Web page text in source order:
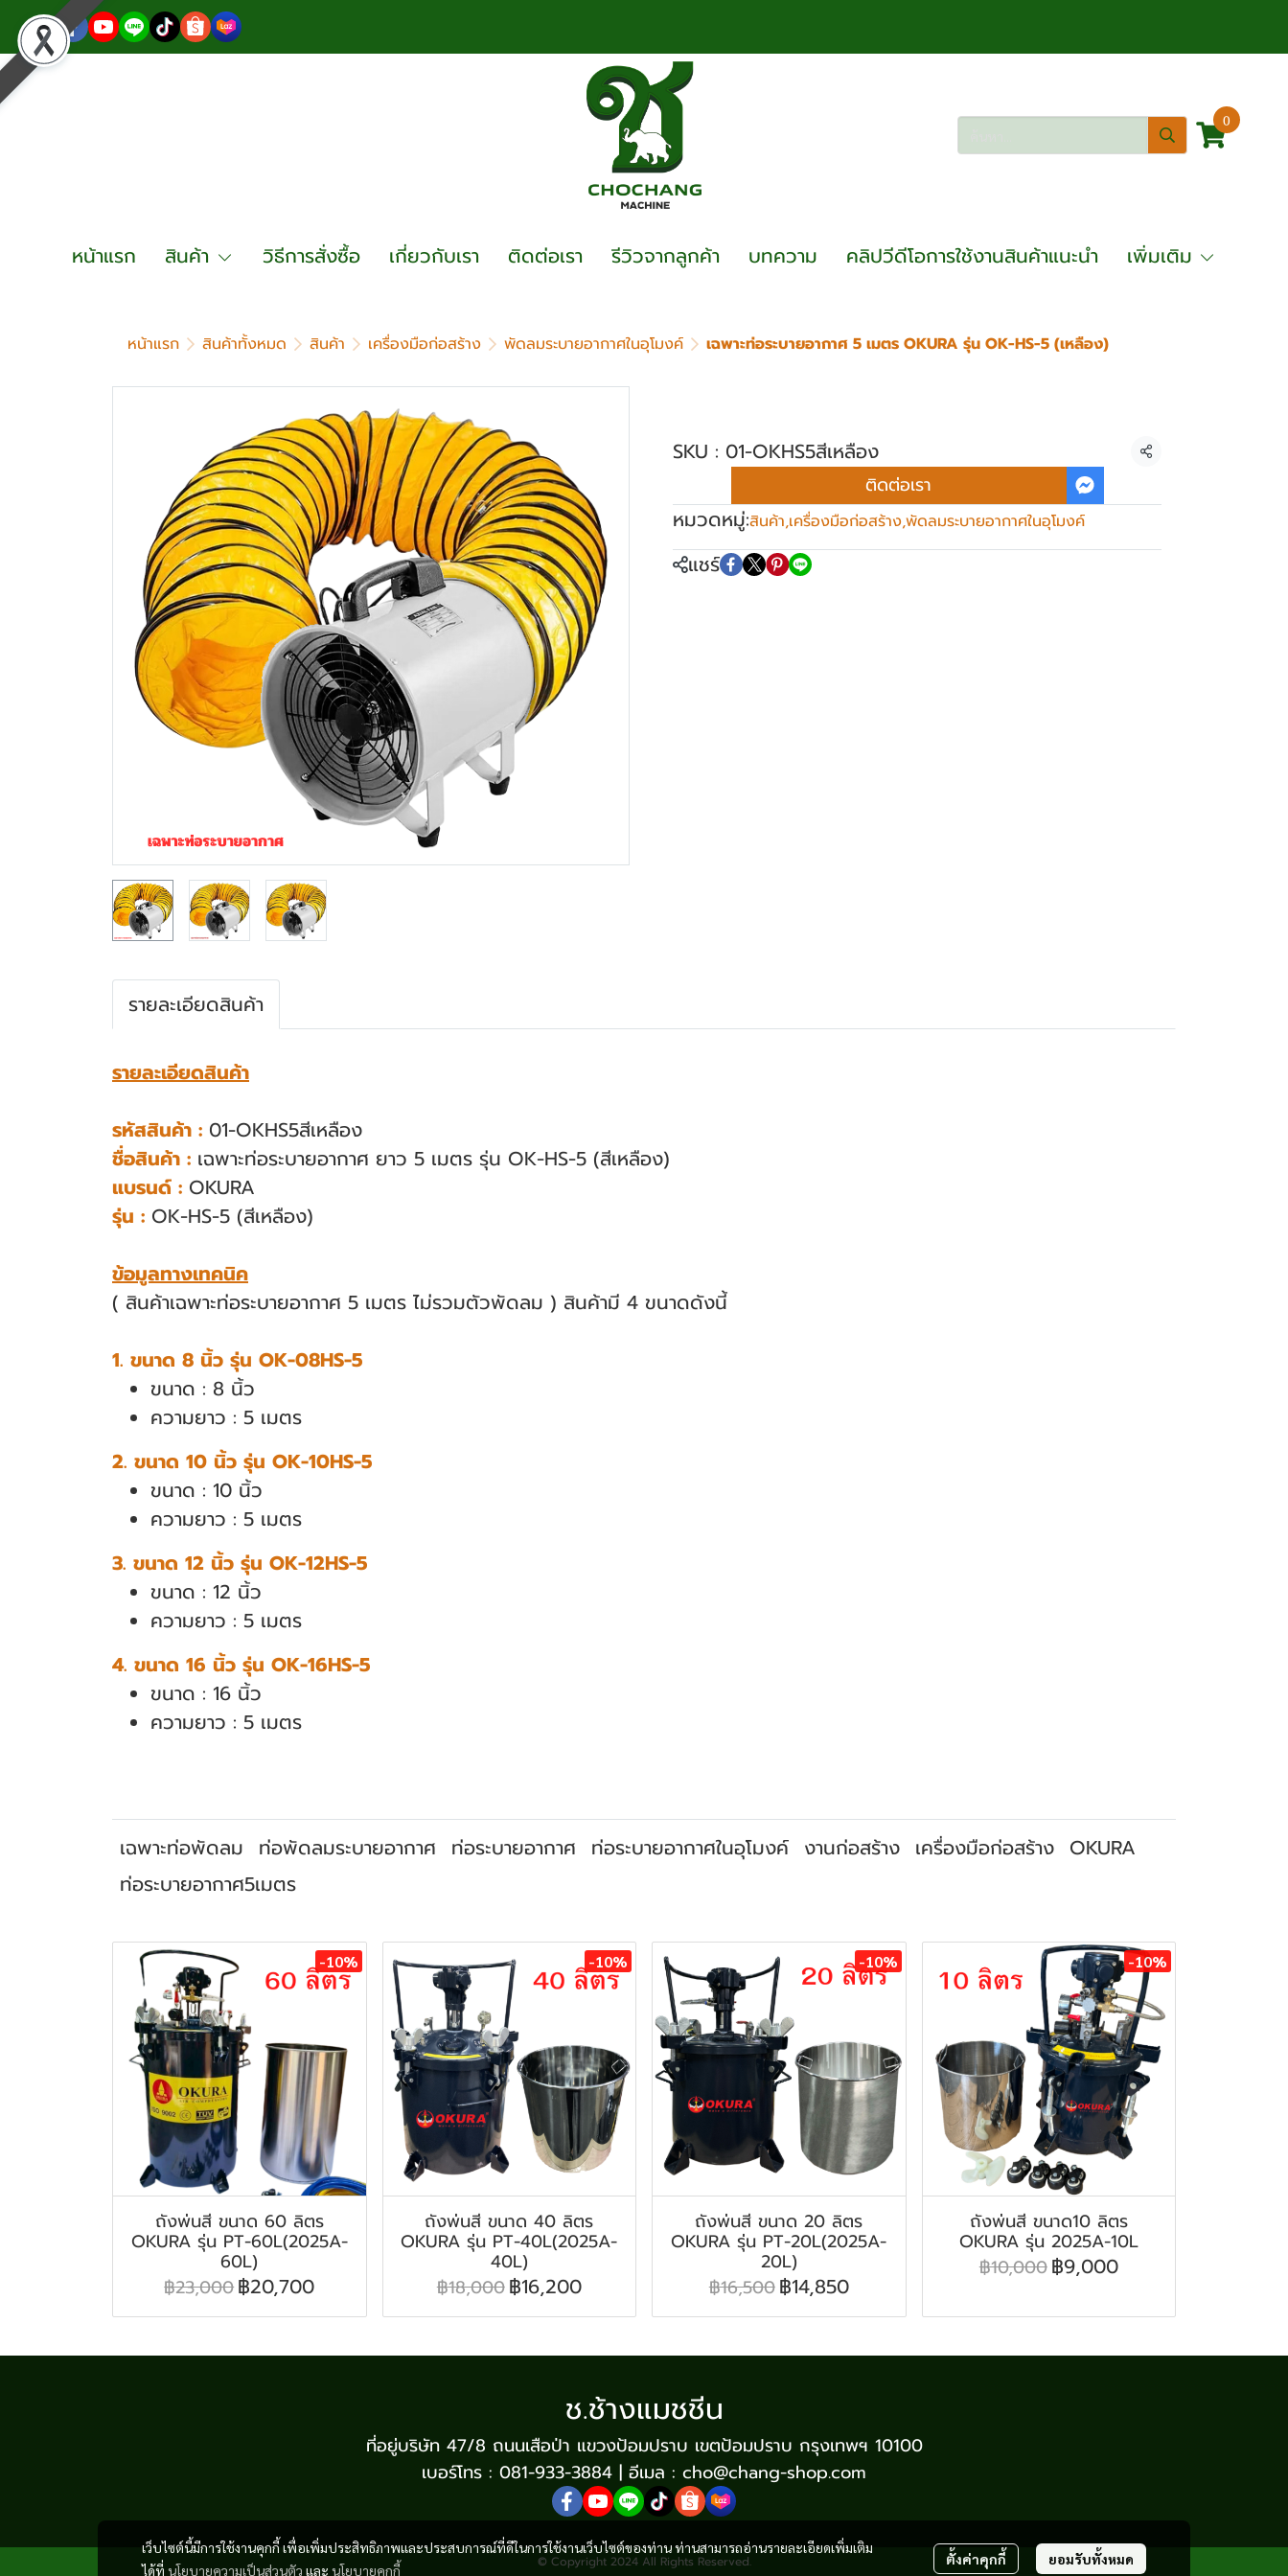
0
หน้าแรก สินค้า วิธีการสั่งซื้อ เกี่ยวกับเรา ติดต่อเรา รีวิวจากลูกค้า บทความ คลิปวีดีโอการใช้งานสินค้าแนะนำ เพิ่มเติม
หน้าแรก สินค้าทั้งหมด สินค้า เครื่องมือก่อสร้าง พัดลมระบายอากาศในอุโมงค์ เฉพาะท่อระบายอากาศ 5 เมตร OKURA รุ่น OK-HS-5 (เหลือง)
SKU : 01-OKHS5สีเหลือง
แชร์
ติดต่อเรา
หมวดหมู่:สินค้า,เครื่องมือก่อสร้าง,พัดลมระบายอากาศในอุโมงค์
แชร์
รายละเอียดสินค้า
รายละเอียดสินค้า
รหัสสินค้า : 01-OKHS5สีเหลือง
ชื่อสินค้า : เฉพาะท่อระบายอากาศ ยาว 5 เมตร รุ่น OK-HS-5 (สีเหลือง)
แบรนด์ : OKURA
รุ่น : OK-HS-5 (สีเหลือง)
ข้อมูลทางเทคนิค
( สินค้าเฉพาะท่อระบายอากาศ 5 เมตร ไม่รวมตัวพัดลม ) สินค้ามี 4 ขนาดดังนี้
1. ขนาด 8 นิ้ว รุ่น OK-08HS-5
ขนาด : 8 นิ้ว
ความยาว : 5 เมตร
2. ขนาด 10 นิ้ว รุ่น OK-10HS-5
ขนาด : 10 นิ้ว
ความยาว : 5 เมตร
3. ขนาด 12 นิ้ว รุ่น OK-12HS-5
ขนาด : 12 นิ้ว
ความยาว : 5 เมตร
4. ขนาด 16 นิ้ว รุ่น OK-16HS-5
ขนาด : 16 นิ้ว
ความยาว : 5 เมตร
เฉพาะท่อพัดลม ท่อพัดลมระบายอากาศ ท่อระบายอากาศ ท่อระบายอากาศในอุโมงค์ งานก่อสร้าง เครื่องมือก่อสร้าง OKURA
ท่อระบายอากาศ5เมตร
-10%
ถังพ่นสี ขนาด 60 ลิตร
OKURA รุ่น PT-60L(2025A-
60L)
฿23,000฿20,700
-10%
ถังพ่นสี ขนาด 40 ลิตร
OKURA รุ่น PT-40L(2025A-
40L)
฿18,000฿16,200
-10%
ถังพ่นสี ขนาด 20 ลิตร
OKURA รุ่น PT-20L(2025A-
20L)
฿16,500฿14,850
-10%
ถังพ่นสี ขนาด10 ลิตร
OKURA รุ่น 2025A-10L
฿10,000฿9,000
เว็บไซต์นี้มีการใช้งานคุกกี้ เพื่อเพิ่มประสิทธิภาพและประสบการณ์ที่ดีในการใช้งานเว็บไซต์ของท่าน ท่านสามารถอ่านรายละเอียดเพิ่มเติม
ได้ที่ นโยบายความเป็นส่วนตัว และ นโยบายคุกกี้
ตั้งค่าคุกกี้ ยอมรับทั้งหมด
ช.ช้างแมชชีน
ที่อยู่บริษัท 47/8 ถนนเสือป่า แขวงป้อมปราบ เขตป้อมปราบ กรุงเทพฯ 10100
เบอร์โทร : 081-933-3884 | อีเมล : cho@chang-shop.com
© Copyright 2024 All Rights Reserved.